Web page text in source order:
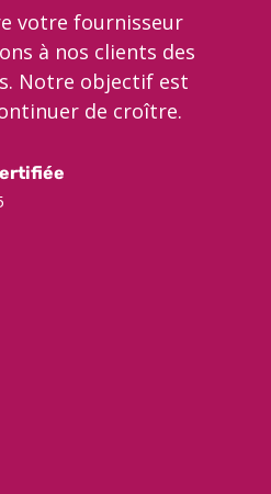
votre fournisseur
à nos clients des
Notre objectif est
de croître.